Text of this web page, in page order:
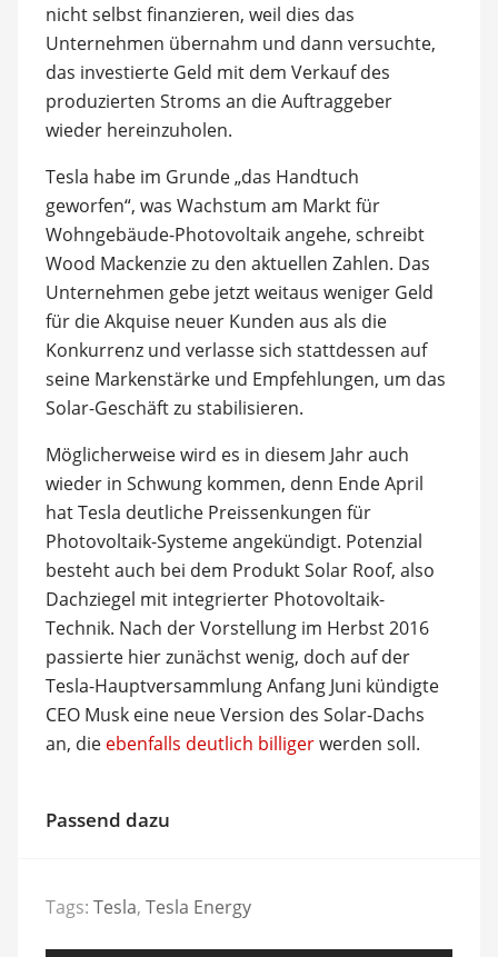
nicht selbst finanzieren, weil dies das
Unternehmen übernahm und dann versuchte,
das investierte Geld mit dem Verkauf des
produzierten Stroms an die Auftraggeber
wieder hereinzuholen.
Tesla habe im Grunde „das Handtuch
geworfen“, was Wachstum am Markt für
Wohngebäude-Photovoltaik angehe, schreibt
Wood Mackenzie zu den aktuellen Zahlen. Das
Unternehmen gebe jetzt weitaus weniger Geld
für die Akquise neuer Kunden aus als die
Konkurrenz und verlasse sich stattdessen auf
seine Markenstärke und Empfehlungen, um das
Solar-Geschäft zu stabilisieren.
Möglicherweise wird es in diesem Jahr auch
wieder in Schwung kommen, denn Ende April
hat Tesla deutliche Preissenkungen für
Photovoltaik-Systeme angekündigt. Potenzial
besteht auch bei dem Produkt Solar Roof, also
Dachziegel mit integrierter Photovoltaik-
Technik. Nach der Vorstellung im Herbst 2016
passierte hier zunächst wenig, doch auf der
Tesla-Hauptversammlung Anfang Juni kündigte
CEO Musk eine neue Version des Solar-Dachs
an, die ebenfalls deutlich billigerwerden soll.
Passend dazu
Tags: Tesla, Tesla Energy